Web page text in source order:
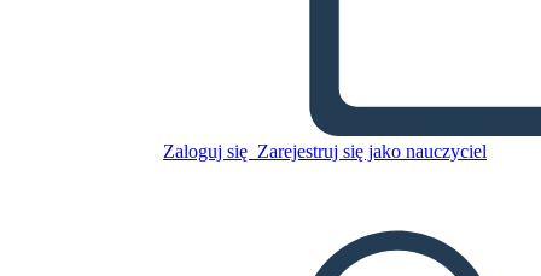
Zaloguj się Zarejestruj się jako nauczyciel
Informacje o Procesie
Projektowania-3
Skopiuj tę scenorys
STWÓRZ SCENORYS